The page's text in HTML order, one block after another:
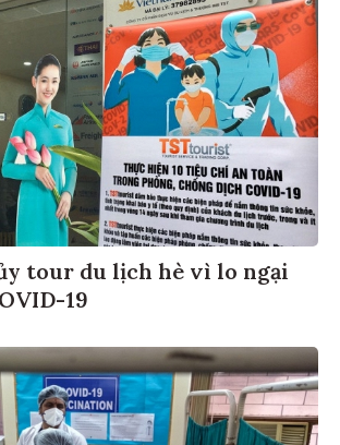
tour du lịch hè vì lo ngại
19